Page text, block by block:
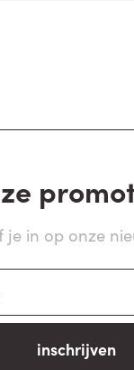
je in op onze
inschrijven